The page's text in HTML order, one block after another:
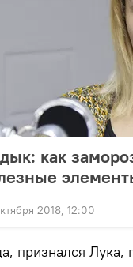
как
2018, 12:00
признался